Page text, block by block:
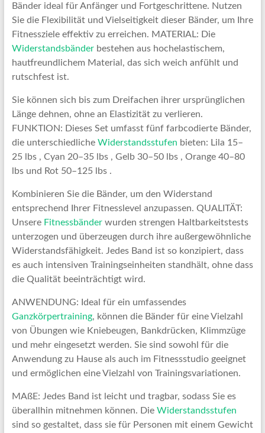
Bänder ideal für Anfänger und Fortgeschrittene. Nutzen
Sie die Flexibilität und Vielseitigkeit dieser Bänder, um Ihre
Fitnessziele effektiv zu erreichen. MATERIAL: Die
Widerstandsbänderbestehen aus hochelastischem,
hautfreundlichem Material, das sich weich anfühlt und
rutschfest ist.
Sie können sich bis zum Dreifachen ihrer ursprünglichen
Länge dehnen, ohne an Elastizität zu verlieren.
FUNKTION: Dieses Set umfasst fünf farbcodierte Bänder,
die unterschiedliche Widerstandsstufen bieten: Lila 15–
25 lbs , Cyan 20–35 lbs , Gelb 30–50 lbs , Orange 40–80
lbs und Rot 50–125 lbs .
Kombinieren Sie die Bänder, um den Widerstand
entsprechend Ihrer Fitnesslevel anzupassen. QUALITÄT:
Unsere Fitnessbänderwurden strengen Haltbarkeitstests
unterzogen und überzeugen durch ihre außergewöhnliche
Widerstandsfähigkeit. Jedes Band ist so konzipiert, dass
es auch intensiven Trainingseinheiten standhält, ohne dass
die Qualität beeinträchtigt wird.
ANWENDUNG: Ideal für ein umfassendes
Ganzkörpertraining, können die Bänder für eine Vielzahl
von Übungen wie Kniebeugen, Bankdrücken, Klimmzüge
und mehr eingesetzt werden. Sie sind sowohl für die
Anwendung zu Hause als auch im Fitnessstudio geeignet
und ermöglichen eine Vielzahl von Trainingsvariationen.
MAßE: Jedes Band ist leicht und tragbar, sodass Sie es
überallhin mitnehmen können. Die Widerstandsstufen
sind so gestaltet, dass sie für Personen mit einem Gewicht